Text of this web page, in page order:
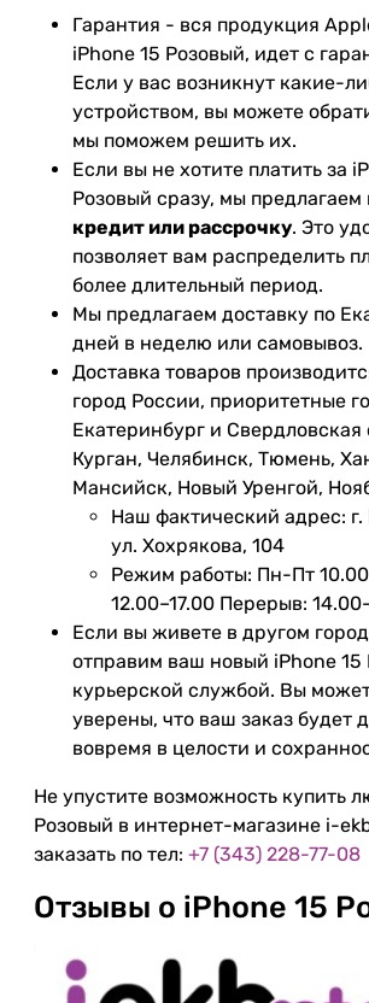
Гарантия - вся продукция
iPhone 15 Розовый, идет с
Если у вас возникнут какие-
устройством, вы можете
мы поможем решить их.
Если вы не хотите платить за
Розовый сразу, мы
кредит или рассрочку. Это
позволяет вам распределить
более длительный период.
Мы предлагаем доставку по
дней в неделю или самовывоз.
Доставка товаров
город России, приоритетные
Екатеринбург и Свердловская
Курган, Челябинск, Тюмень,
Мансийск, Новый Уренгой,
Наш фактический адрес: г.
ул. Хохрякова, 104
Режим работы: Пн-Пт
12.00–17.00 Перерыв:
Если вы живете в другом
отправим ваш новый iPhone 15
курьерской службой. Вы
уверены, что ваш заказ будет
вовремя в целости и
Не упустите возможность купить
Розовый в интернет-магазине i-
заказать по тел: +7 (343) 228-77-08
Отзывы о iPhone 15